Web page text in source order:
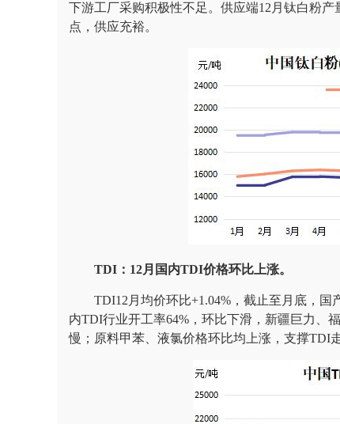
下游工厂采购积极性不足。供应端12月钛白粉产
点，供应充裕。
TDI：12月国内TDI价格环比上涨。
TDI12月均价环比+1.04%，截止至月底，国
内TDI行业开工率64%，环比下滑，新疆巨力、
慢；原料甲苯、液氯价格环比均上涨，支撑TDI走